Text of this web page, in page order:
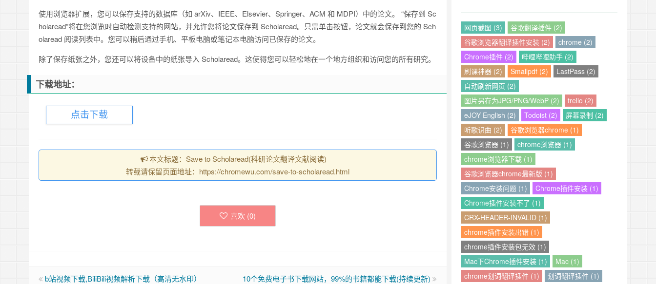
使用浏览器扩展，您可以保存支持的数据库（如 arXiv、IEEE、Elsevier、Springer、ACM 和 MDPI）中的论文。 “保存到 Sc
holaread”将在您浏览时自动检测支持的网站，并允许您将论文保存到 Scholaread。只需单击按钮，论文就会保存到您的 Sch
olaread 阅读列表中。您可以稍后通过手机、平板电脑或笔记本电脑访问已保存的论文。
除了保存纸张之外，您还可以将设备中的纸张导入 Scholaread。这使得您可以轻松地在一个地方组织和访问您的所有研究。
下载地址：
点击下载
本文标题：Save to Scholaread(科研论文翻译文献阅读)
转载请保留页面地址：https://chromewu.com/save-to-scholaread.html
喜欢 (0)
b站视频下载,BiliBili视频解析下载（高清无水印） 10个免费电子书下载网站，99%的书籍都能下载(持续更新)
网页截图 (3)
谷歌翻译插件 (2)
谷歌浏览器翻译插件安装 (2)
chrome (2)
Chrome插件 (2)
哔哩哔哩助手 (2)
刷课神器 (2)
Smallpdf (2)
LastPass (2)
自动刷新网页 (2)
图片另存为JPG/PNG/WebP (2)
trello (2)
eJOY English (2)
Todoist (2)
屏幕录制 (2)
听歌识曲 (2)
谷歌浏览器chrome (1)
谷歌浏览器 (1)
chrome浏览器 (1)
chrome浏览器下载 (1)
谷歌浏览器chrome最新版 (1)
Chrome安装问题 (1)
Chrome插件安装 (1)
Chrome插件安装不了 (1)
CRX-HEADER-INVALID (1)
chrome插件安装出错 (1)
chrome插件安装包无效 (1)
Mac下Chrome插件安装 (1)
Mac (1)
chrome划词翻译插件 (1)
划词翻译插件 (1)